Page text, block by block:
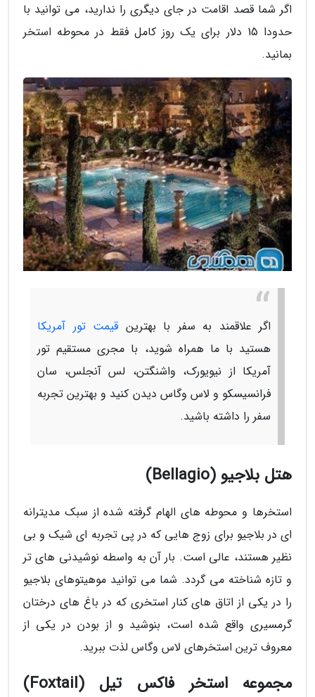
اگر شما قصد اقامت در جای دیگری را ندارید، می توانید با
حدودا 15 دلار برای یک روز کامل فقط در محوطه استخر
بمانید.
اگر علاقمند به سفر با بهترین قیمت تور آمریکا
هستید با ما همراه شوید، با مجری مستقیم تور
آمریکا از نیویورک، واشنگتن، لس آنجلس، سان
فرانسیسکو و لاس وگاس دیدن کنید و بهترین تجربه
سفر را داشته باشید.
هتل بلاجیو (Bellagio)
استخرها و محوطه های الهام گرفته شده از سبک مدیترانه
ای در بلاجیو برای زوج هایی که در پی تجربه ای شیک و بی
نظیر هستند، عالی است. بار آن به واسطه نوشیدنی های تر
و تازه شناخته می گردد. شما می توانید موهیتوهای بلاجیو
را در یکی از اتاق های کنار استخری که در باغ های درختان
گرمسیری واقع شده است، بنوشید و از بودن در یکی از
معروف ترین استخرهای لاس وگاس لذت ببرید.
مجموعه استخر فاکس تیل (Foxtail)